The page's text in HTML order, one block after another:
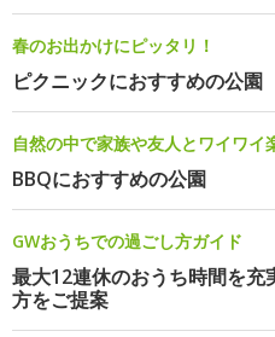
春のお出かけにピッタリ！
ピクニックにおすすめの公園
自然の中で家族や友人とワイワイ
BBQにおすすめの公園
GWおうちでの過ごし方ガイド
最大12連休のおうち時間を充
方をご提案